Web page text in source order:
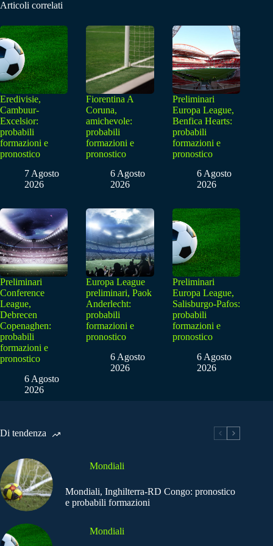
Articoli correlati
Eredivisie,
Cambuur-
Excelsior:
probabili
formazioni e
pronostico
7 Agosto
2026
Fiorentina A
Coruna,
amichevole:
probabili
formazioni e
pronostico
6 Agosto
2026
Preliminari
Europa League,
Benfica Hearts:
probabili
formazioni e
pronostico
6 Agosto
2026
Preliminari
Conference
League,
Debrecen
Copenaghen:
probabili
formazioni e
pronostico
6 Agosto
2026
Europa League
preliminari, Paok
Anderlecht:
probabili
formazioni e
pronostico
6 Agosto
2026
Preliminari
Europa League,
Salisburgo-Pafos:
probabili
formazioni e
pronostico
6 Agosto
2026
Di tendenza
Mondiali
Mondiali, Inghilterra-RD Congo: pronostico
e probabili formazioni
Mondiali